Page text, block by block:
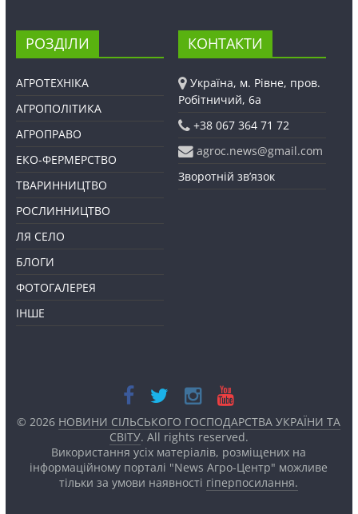
РОЗДІЛИ
АГРОТЕХНІКА
АГРОПОЛІТИКА
АГРОПРАВО
ЕКО-ФЕРМЕРСТВО
ТВАРИННИЦТВО
РОСЛИННИЦТВО
ЛЯ СЕЛО
БЛОГИ
ФОТОГАЛЕРЕЯ
ІНШЕ
КОНТАКТИ
Україна, м. Рівне, пров.
Робітничий, 6а
+38 067 364 71 72
agroc.news@gmail.com
Зворотній зв’язок
© 2026 НОВИНИ СІЛЬСЬКОГО ГОСПОДАРСТВА УКРАЇНИ ТА
СВІТУ. All rights reserved.
Використання усіх матеріалів, розміщених на
інформаційному порталі "News Агро-Центр" можливе
тільки за умови наявності гіперпосилання.